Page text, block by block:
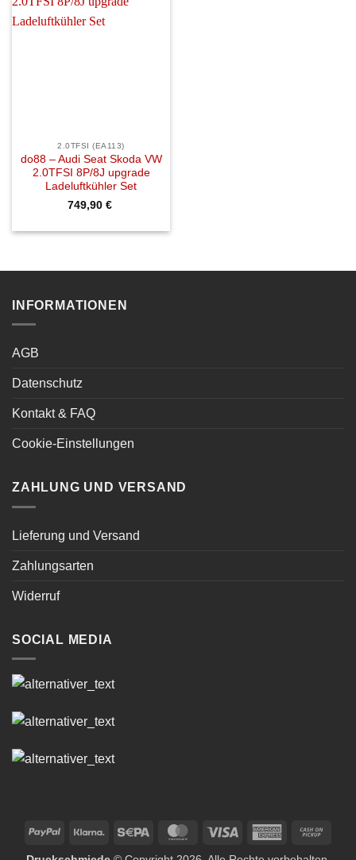
2.0TFSI (EA113)
do88 – Audi Seat Skoda VW
2.0TFSI 8P/8J upgrade
Ladeluftkühler Set
749,90 €
INFORMATIONEN
AGB
Datenschutz
Kontakt & FAQ
Cookie-Einstellungen
ZAHLUNG UND VERSAND
Lieferung und Versand
Zahlungsarten
Widerruf
SOCIAL MEDIA
PayPal Klarna Sepa MasterCardVisa
American